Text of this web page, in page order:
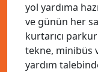
yol yardıma
ve günün her
kurtarıcı
tekne, minibüs
yardım